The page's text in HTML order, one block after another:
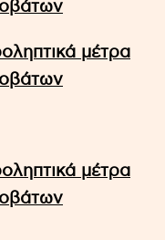
μέτρα
μέτρα